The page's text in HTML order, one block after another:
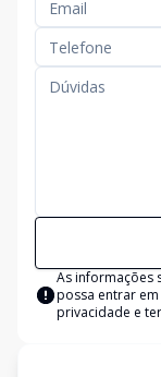
As informações
possa entrar
privacidade e